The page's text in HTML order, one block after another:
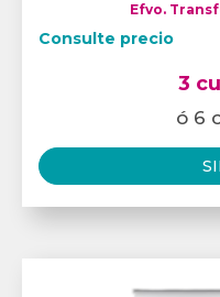
Efvo.
Consulte precio
3
ó 6